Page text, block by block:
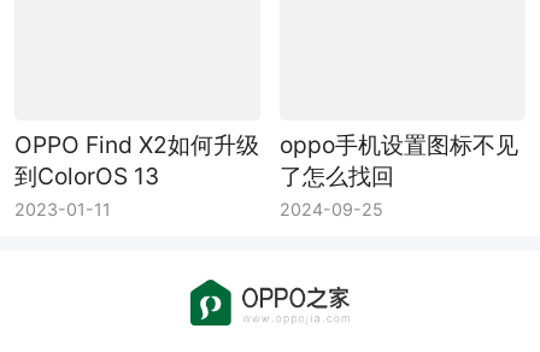
OPPO Find X2如何升级
到ColorOS 13
2023-01-11
oppo手机设置图标不见
了怎么找回
2024-09-25